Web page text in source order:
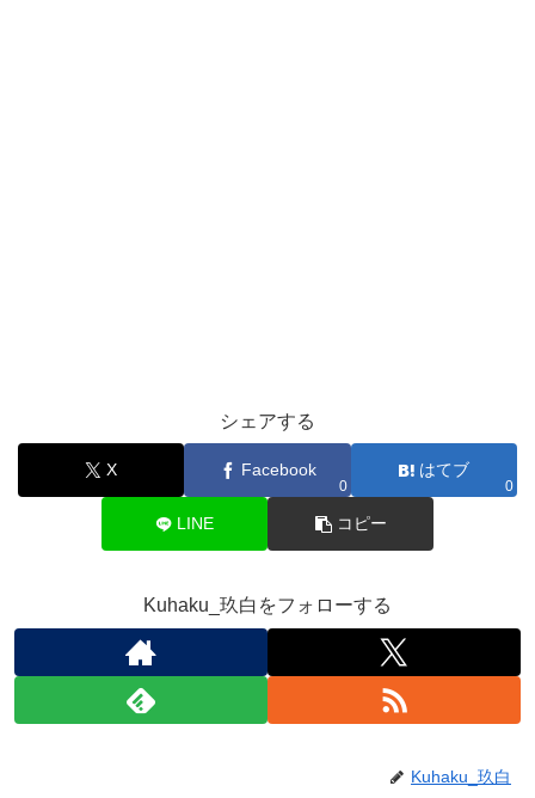
シェアする
X Facebook
0
はてブ
0
LINE コピー
Kuhaku_玖白をフォローする
Kuhaku_玖白